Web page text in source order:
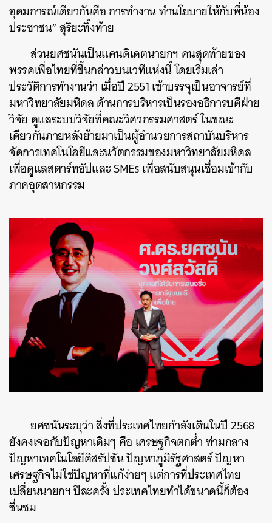
อุดมการณ์เดียวกันคือ การทำงาน ทำนโยบายให้กับพี่น้อง
ประชาชน” สุริยะทิ้งท้าย
ส่วนยศชนันเป็นแคนดิเดตนายกฯ คนสุดท้ายของ
พรรคเพื่อไทยที่ขึ้นกล่าวบนเวทีแห่งนี้ โดยเริ่มเล่า
ประวัติการทำงานว่า เมื่อปี 2551 เข้าบรรจุเป็นอาจารย์ที่
มหาวิทยาลัยมหิดล ด้านการบริหารเป็นรองอธิการบดีฝ่าย
วิจัย ดูแลระบบวิจัยที่คณะวิศวกรรมศาสตร์ ในขณะ
เดียวกันภายหลังย้ายมาเป็นผู้อำนวยการสถาบันบริหาร
จัดการเทคโนโลยีและนวัตกรรมของมหาวิทยาลัยมหิดล
เพื่อดูแลสตาร์ทอัปและ SMEs เพื่อสนับสนุนเชื่อมเข้ากับ
ภาคอุตสาหกรรม
ยศชนันระบุว่า สิ่งที่ประเทศไทยกำลังเดินในปี 2568
ยังคงเจอกับปัญหาเดิมๆ คือ เศรษฐกิจตกต่ำ ท่ามกลาง
ปัญหาเทคโนโลยีดิสรัปชัน ปัญหาภูมิรัฐศาสตร์ ปัญหา
เศรษฐกิจไม่ใช่ปัญหาที่แก้ง่ายๆ แต่การที่ประเทศไทย
เปลี่ยนนายกฯ ปีละครั้ง ประเทศไทยทำได้ขนาดนี้ก็ต้อง
ชื่นชม